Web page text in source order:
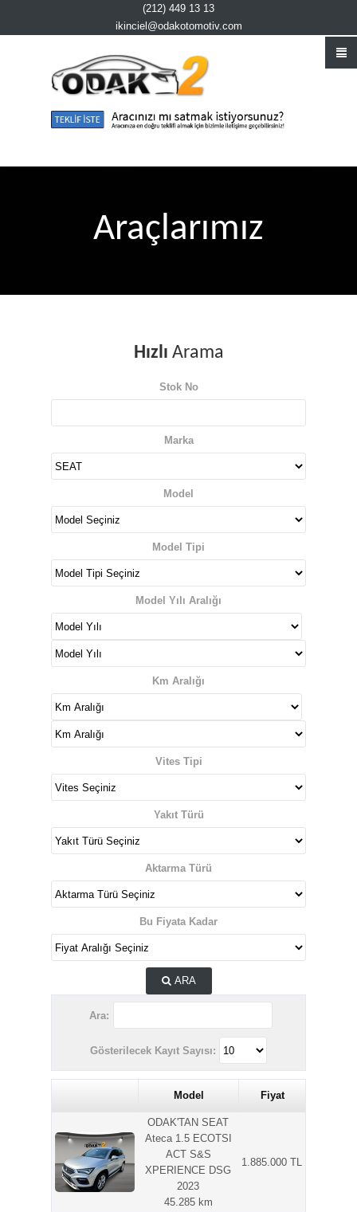
(212) 449 13 13
ikinciel@odakotomotiv.com
Araçlarımız
Hızlı Arama
Stok No
Marka
Model
Model Tipi
Model Yılı Aralığı
Km Aralığı
Vites Tipi
Yakıt Türü
Aktarma Türü
Bu Fiyata Kadar
ARA
Ara:
Gösterilecek Kayıt Sayısı:
Model Fiyat
ODAK'TAN SEAT
Ateca 1.5 ECOTSI
ACT S&S
XPERIENCE DSG
2023
45.285 km
1.885.000 TL